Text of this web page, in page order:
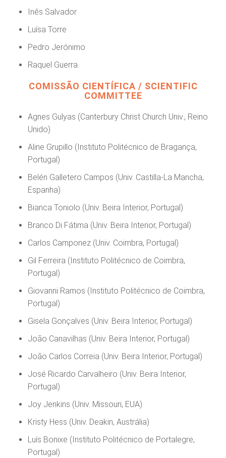
Inês Salvador
Luísa Torre
Pedro Jerónimo
Raquel Guerra
COMISSÃO CIENTÍFICA / SCIENTIFIC
COMMITTEE
Agnes Gulyas (Canterbury Christ Church Univ., Reino
Unido)
Aline Grupillo (Instituto Politécnico de Bragança,
Portugal)
Belén Galletero Campos (Univ. Castilla-La Mancha,
Espanha)
Bianca Toniolo (Univ. Beira Interior, Portugal)
Branco Di Fátima (Univ. Beira Interior, Portugal)
Carlos Camponez (Univ. Coimbra, Portugal)
Gil Ferreira (Instituto Politécnico de Coimbra,
Portugal)
Giovanni Ramos (Instituto Politécnico de Coimbra,
Portugal)
Gisela Gonçalves (Univ. Beira Interior, Portugal)
João Canavilhas (Univ. Beira Interior, Portugal)
João Carlos Correia (Univ. Beira Interior, Portugal)
José Ricardo Carvalheiro (Univ. Beira Interior,
Portugal)
Joy Jenkins (Univ. Missouri, EUA)
Kristy Hess (Univ. Deakin, Austrália)
Luís Bonixe (Instituto Politécnico de Portalegre,
Portugal)